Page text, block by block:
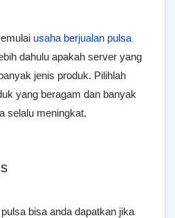
usaha berjualan pulsa
dahulu apakah server yang
jenis produk. Pilihlah
yang beragam dan banyak
selalu meningkat.
bisa anda dapatkan jika